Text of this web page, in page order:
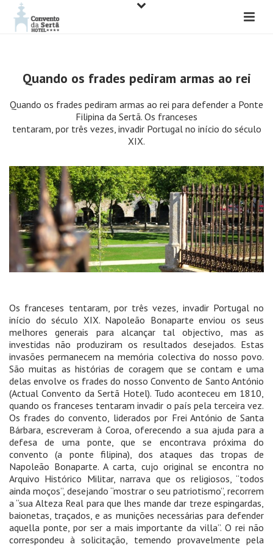
Quando os frades pediram armas ao rei
Quando os frades pediram armas ao rei para defender a Ponte
Filipina da Sertã. Os franceses
tentaram, por três vezes, invadir Portugal no início do século
XIX.
Os franceses tentaram, por três vezes, invadir Portugal no
início do século XIX. Napoleão Bonaparte enviou os seus
melhores generais para alcançar tal objectivo, mas as
investidas não produziram os resultados desejados. Estas
invasões permanecem na memória colectiva do nosso povo.
São muitas as histórias de coragem que se contam e uma
delas envolve os frades do nosso Convento de Santo António
(Actual Convento da Sertã Hotel). Tudo aconteceu em 1810,
quando os franceses tentaram invadir o país pela terceira vez.
Os frades do convento, liderados por Frei António de Santa
Bárbara, escreveram à Coroa, oferecendo a sua ajuda para a
defesa de uma ponte, que se encontrava próxima do
convento (a ponte filipina), dos ataques das tropas de
Napoleão Bonaparte. A carta, cujo original se encontra no
Arquivo Histórico Militar, narrava que os religiosos, “todos
ainda moços”, desejando “mostrar o seu patriotismo”, recorrem
a “sua Alteza Real para que lhes mande dar treze espingardas,
baionetas, traçados, e as munições necessárias para defender
aquella ponte, por ser a mais importante da villa”. O rei não
correspondeu à solicitação, temendo provavelmente pela